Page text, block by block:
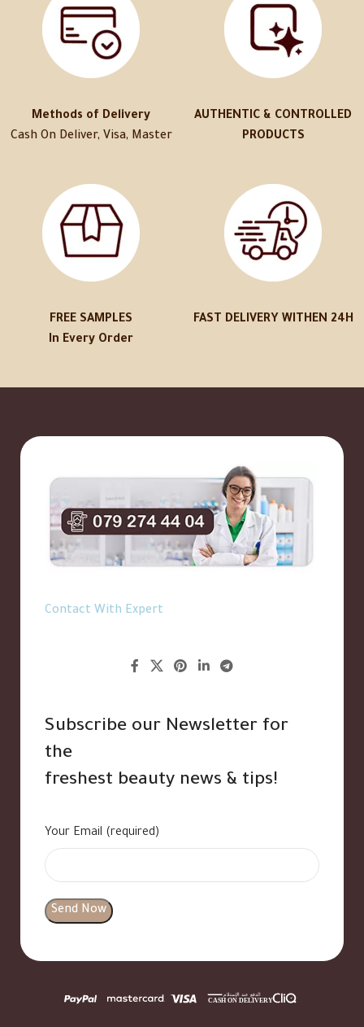
Methods of Delivery
Cash On Deliver, Visa, Master
AUTHENTIC & CONTROLLED
PRODUCTS
FREE SAMPLES
In Every Order
FAST DELIVERY WITHEN 24H
Contact With Expert
Subscribe our Newsletter for
the
freshest beauty news & tips!
Your Email (required)